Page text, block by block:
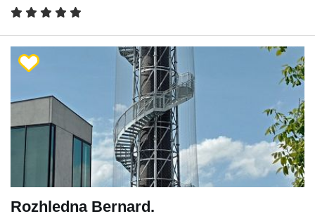
Rozhledna Bernard.